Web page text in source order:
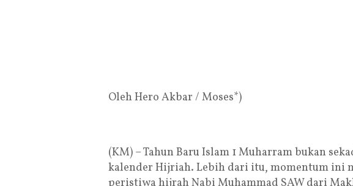
Oleh Hero Akbar / Moses*)
(KM) – Tahun Baru Islam 1 Muharram bukan
kalender Hijriah. Lebih dari itu, momentum ini